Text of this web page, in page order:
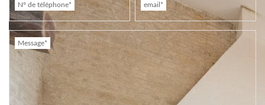
N° de téléphone* email*
Message*